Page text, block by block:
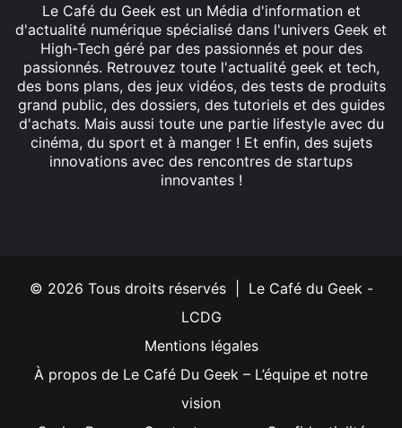
Le Café du Geek est un Média d'information et
d'actualité numérique spécialisé dans l'univers Geek et
High-Tech géré par des passionnés et pour des
passionnés. Retrouvez toute l'actualité geek et tech,
des bons plans, des jeux vidéos, des tests de produits
grand public, des dossiers, des tutoriels et des guides
d'achats. Mais aussi toute une partie lifestyle avec du
cinéma, du sport et à manger ! Et enfin, des sujets
innovations avec des rencontres de startups
innovantes !
© 2026 Tous droits réservés | Le Café du Geek -
LCDG
Mentions légales
À propos de Le Café Du Geek – L’équipe et notre
vision